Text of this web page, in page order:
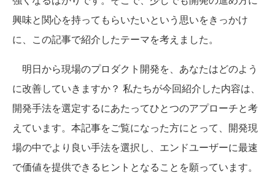
興味と関心を持ってもらいたいという思いをきっかけ
に、この記事で紹介したテーマを考えました。
明日から現場のプロダクト開発を、あなたはどのよう
に改善していきますか？ 私たちが今回紹介した内容は、
開発手法を選定するにあたってひとつのアプローチと考
えています。本記事をご覧になった方にとって、開発現
場の中でより良い手法を選択し、エンドユーザーに最速
で価値を提供できるヒントとなることを願っています。